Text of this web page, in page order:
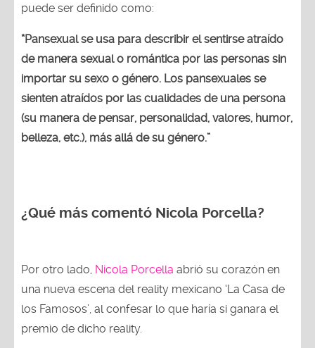
puede ser definido como:
“Pansexual se usa para describir el sentirse atraído
de manera sexual o romántica por las personas sin
importar su sexo o género. Los pansexuales se
sienten atraídos por las cualidades de una persona
(su manera de pensar, personalidad, valores, humor,
belleza, etc.), más allá de su género.”
¿Qué más comentó Nicola Porcella?
Por otro lado, Nicola Porcella abrió su corazón en
una nueva escena del reality mexicano ‘La Casa de
los Famosos’, al confesar lo que haría si ganara el
premio de dicho reality.